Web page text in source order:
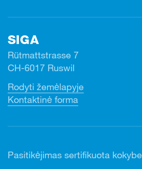
SIGA
Rütmattstrasse 7
CH-6017 Ruswil
Rodyti žemėlapyje
Kontaktinė forma
Pasitikėjimas sertifikuota